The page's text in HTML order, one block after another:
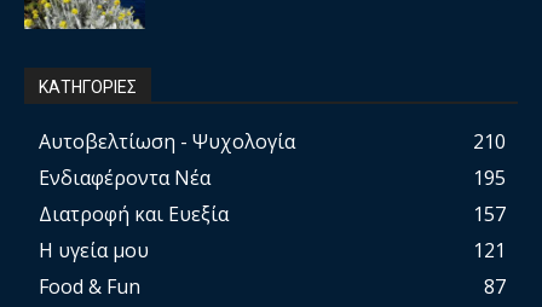
ΚΑΤΗΓΟΡΙΕΣ
Αυτοβελτίωση - Ψυχολογία
210
Ενδιαφέροντα Νέα
195
Διατροφή και Ευεξία
157
Η υγεία μου
121
Food & Fun
87